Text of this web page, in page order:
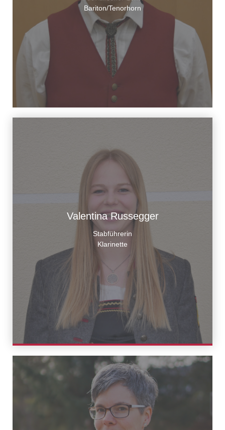
Bariton/Tenorhorn
Valentina Russegger
Stabführerin
Klarinette